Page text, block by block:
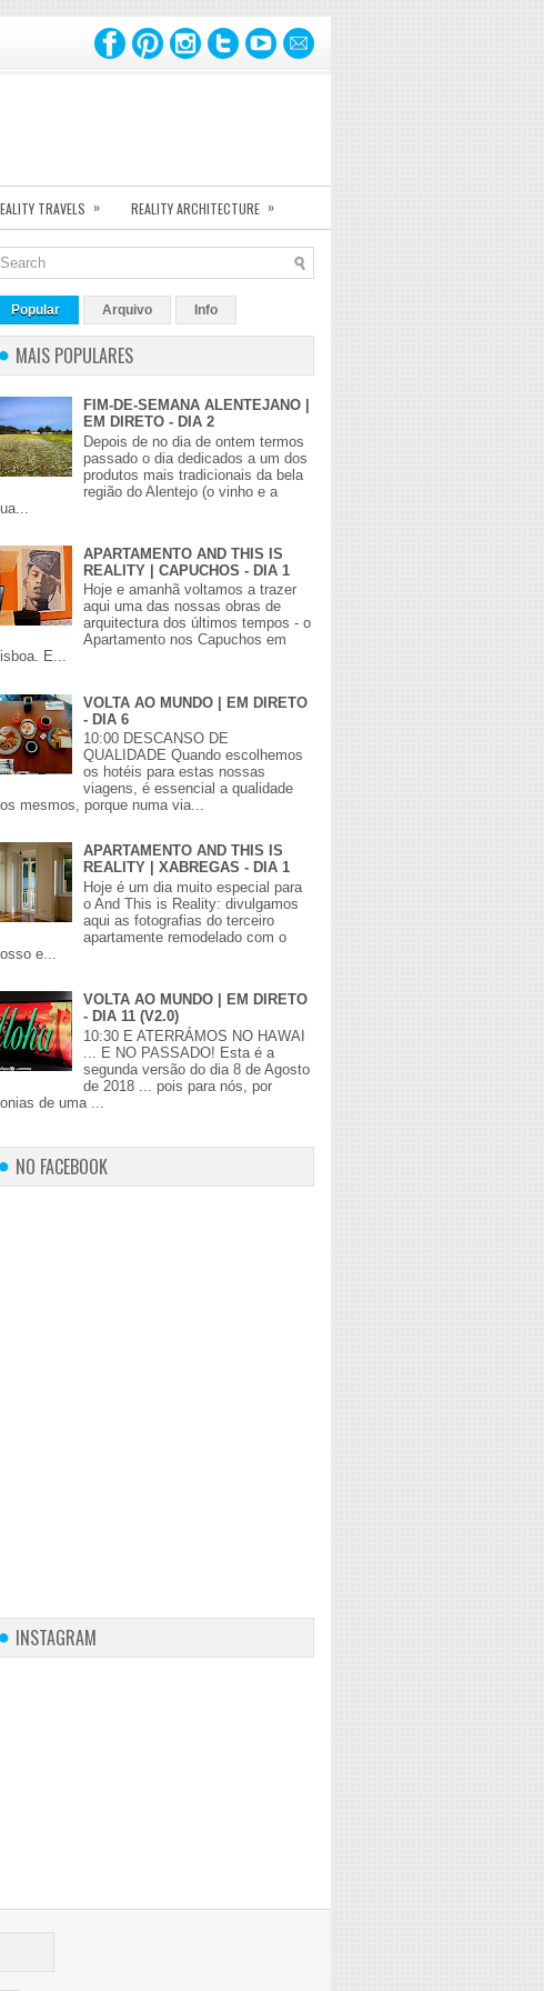
TRAVELS » REALITY ARCHITECTURE »
Popular Arquivo Info
MAIS POPULARES
FIM-DE-SEMANA ALENTEJANO |
EM DIRETO - DIA 2
Depois de no dia de ontem termos
passado o dia dedicados a um dos
produtos mais tradicionais da bela
região do Alentejo (o vinho e a
APARTAMENTO AND THIS IS
REALITY | CAPUCHOS - DIA 1
Hoje e amanhã voltamos a trazer
aqui uma das nossas obras de
arquitectura dos últimos tempos - o
Apartamento nos Capuchos em
E...
VOLTA AO MUNDO | EM DIRETO
- DIA 6
10:00 DESCANSO DE
QUALIDADE Quando escolhemos
os hotéis para estas nossas
viagens, é essencial a qualidade
mesmos, porque numa via...
APARTAMENTO AND THIS IS
REALITY | XABREGAS - DIA 1
Hoje é um dia muito especial para
o And This is Reality: divulgamos
aqui as fotografias do terceiro
apartamente remodelado com o
e...
VOLTA AO MUNDO | EM DIRETO
- DIA 11 (V2.0)
10:30 E ATERRÁMOS NO HAWAI
... E NO PASSADO! Esta é a
segunda versão do dia 8 de Agosto
de 2018 ... pois para nós, por
de uma ...
NO FACEBOOK
INSTAGRAM